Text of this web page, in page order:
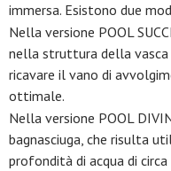
immersa. Esistono due
Nella versione POOL
nella struttura della
ricavare il vano di
ottimale.
Nella versione POOL
bagnasciuga, che risulta
profondità di acqua di